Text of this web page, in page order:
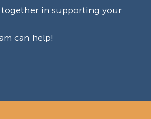
in supporting your
can help!